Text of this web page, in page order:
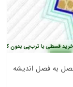
با ترب‌پی بدون کارمزد
به فصل اندیشه